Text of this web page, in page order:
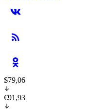
$79,06
€91,93